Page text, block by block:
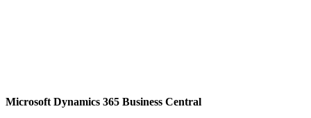
Microsoft Dynamics 365 Business Central